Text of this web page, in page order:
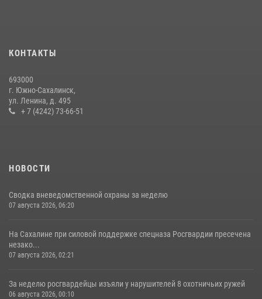
КОНТАКТЫ
693000
г. Южно-Сахалинск,
ул. Ленина, д. 495
+ 7 (4242) 73-66-51
НОВОСТИ
Сводка вневедомственной охраны за неделю
07 августа 2026, 06:20
На Сахалине при силовой поддержке спецназа Росгвардии пресечена
незако...
07 августа 2026, 02:21
За неделю росгвардейцы изъяли у нарушителей 8 охотничьих ружей
06 августа 2026, 00:10